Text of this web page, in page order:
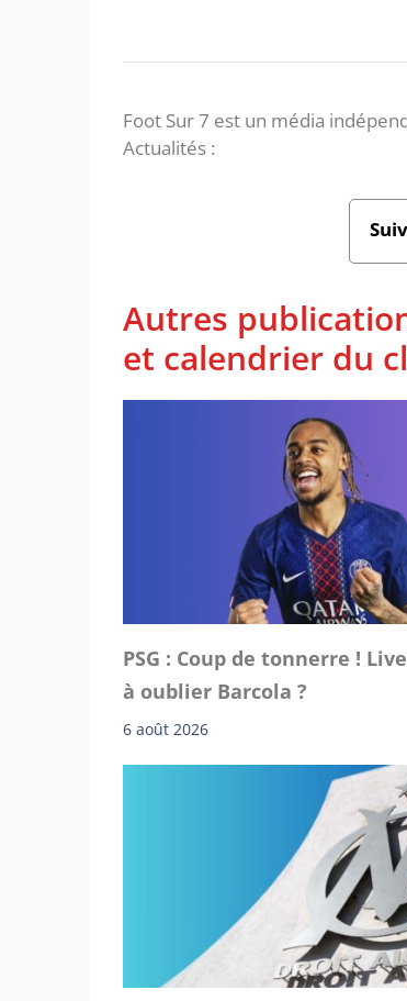
Foot Sur 7 est un média
Actualités :
Autres
et calendrier du
PSG : Coup de tonnerre !
à oublier Barcola ?
6 août 2026